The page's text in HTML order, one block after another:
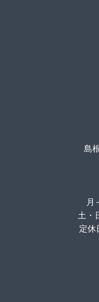
島
月
土・
定休